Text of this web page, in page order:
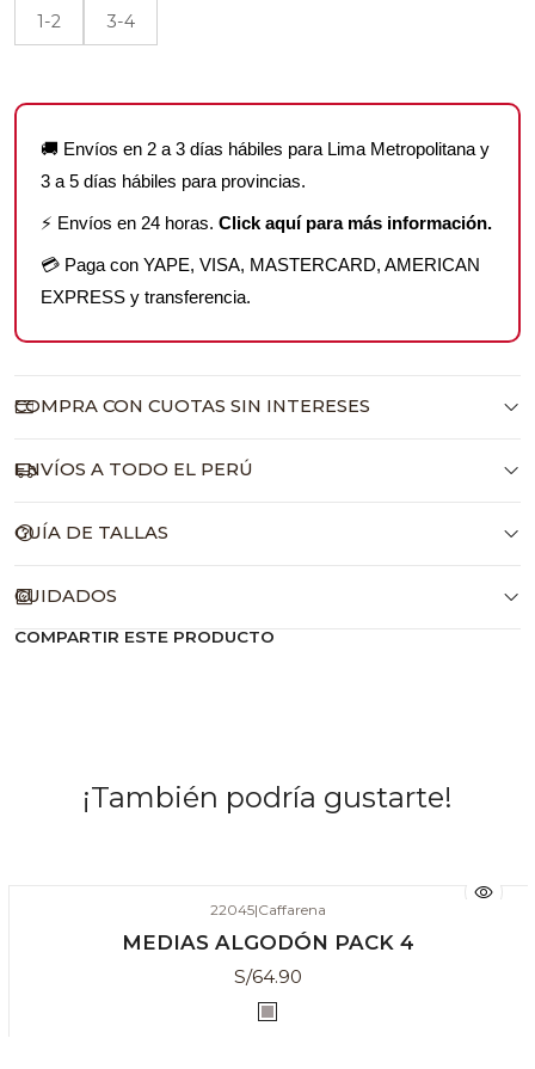
1-2 3-4
🚚 Envíos en 2 a 3 días hábiles para Lima Metropolitana y
3 a 5 días hábiles para provincias.
⚡ Envíos en 24 horas. Click aquí para más información.
💳 Paga con YAPE, VISA, MASTERCARD, AMERICAN
EXPRESS y transferencia.
COMPRA CON CUOTAS SIN INTERESES
ENVÍOS A TODO EL PERÚ
GUÍA DE TALLAS
CUIDADOS
COMPARTIR ESTE PRODUCTO
¡También podría gustarte!
22045|Caffarena
MEDIAS ALGODÓN PACK 4
S/64.90